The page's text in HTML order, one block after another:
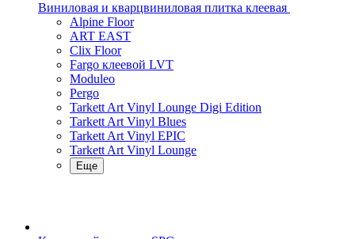
Виниловая и кварцвиниловая плитка клеевая
Alpine Floor
ART EAST
Clix Floor
Fargo клеевой LVT
Moduleo
Pergo
Tarkett Art Vinyl Lounge Digi Edition
Tarkett Art Vinyl Blues
Tarkett Art Vinyl EPIC
Tarkett Art Vinyl Lounge
Еще